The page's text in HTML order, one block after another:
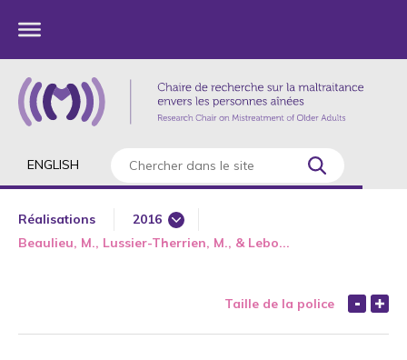
ENGLISH
Réalisations
2016
1985
Beaulieu, M., Lussier-Therrien, M., & Lebo...
Taille de la police